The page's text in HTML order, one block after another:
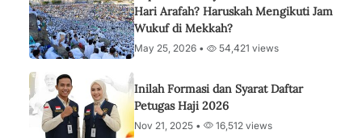
Hari Arafah? Haruskah Mengikuti Jam
Wukuf di Mekkah?
May 25, 2026 • 54,421 views
Inilah Formasi dan Syarat Daftar
Petugas Haji 2026
Nov 21, 2025 • 16,512 views